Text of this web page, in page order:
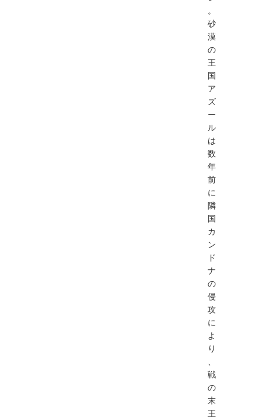
。
砂
漠
の
王
国
ア
ズ
ー
ル
は
数
年
前
に
隣
国
カ
ン
ド
ナ
の
侵
攻
に
よ
り
、
戦
の
末
王